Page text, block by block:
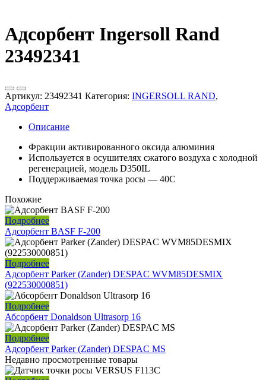
Адсорбент Ingersoll Rand
23492341
Артикул: 23492341 Категория: INGERSOLL RAND,
Адсорбент
Описание
Фракции активированного оксида алюминия
Используется в осушителях сжатого воздуха с холодной
регенерацией, модель D350IL
Поддерживаемая точка росы — 40С
Похожие
Подробнее
Адсорбент BASF F-200
Подробнее
Адсорбент Parker (Zander) DESPAC WVM85DESMIX
(922530000851)
Подробнее
Абсорбент Donaldson Ultrasorp 16
Подробнее
Адсорбент Parker (Zander) DESPAC MS
Недавно просмотренные товары